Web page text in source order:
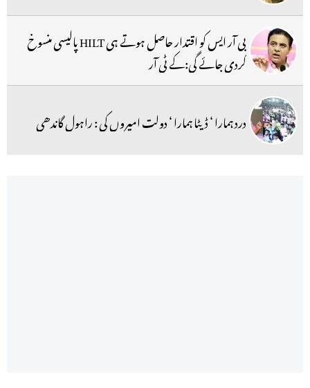
بی آر ایس کو اقتدار حاصل ہوتے ہی HILT پالیسی منسوخ
کردی جائے گی:کے ٹی آر
درد ہمارا ‘ ڈیٹا ہمارا ‘ دولت امیروں کی : راہول گاندھی